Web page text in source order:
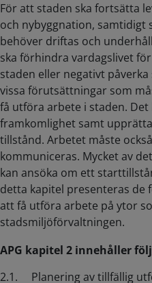
För att staden ska fortsätta
och nybyggnation, samtidigt
behöver driftas och
ska förhindra vardagslivet
staden eller negativt
vissa förutsättningar som
få utföra arbete i staden.
framkomlighet samt
tillstånd. Arbetet måste
kommuniceras. Mycket av
kan ansöka om ett
detta kapitel presenteras
att få utföra arbete på ytor
stadsmiljöförvaltningen.
APG kapitel 2 innehåller
2.1. Planering av tillfällig